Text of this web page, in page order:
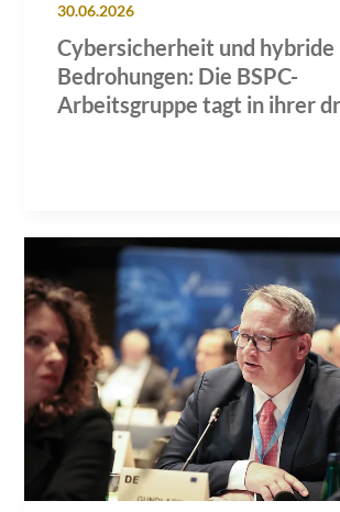
30.06.2026
Cybersicherheit und hybride
Bedrohungen: Die BSPC-
Arbeitsgruppe tagt in ihrer